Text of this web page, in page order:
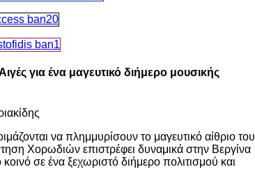
για ένα μαγευτικό διήμερο μουσικής
να πλημμυρίσουν το μαγευτικό αίθριο του
Χορωδιών επιστρέφει δυναμικά στην Βεργίνα
σε ένα ξεχωριστό διήμερο πολιτισμού και